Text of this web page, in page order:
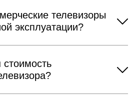
телевизоры
эксплуатации?